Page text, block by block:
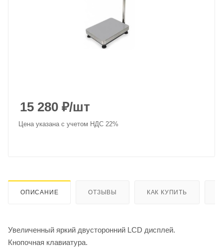
15 280 ₽/шт
Цена указана с учетом НДС 22%
ОПИСАНИЕ ОТЗЫВЫ КАК КУПИТЬ
Увеличенный яркий двусторонний LCD дисплей.
Кнопочная клавиатура.